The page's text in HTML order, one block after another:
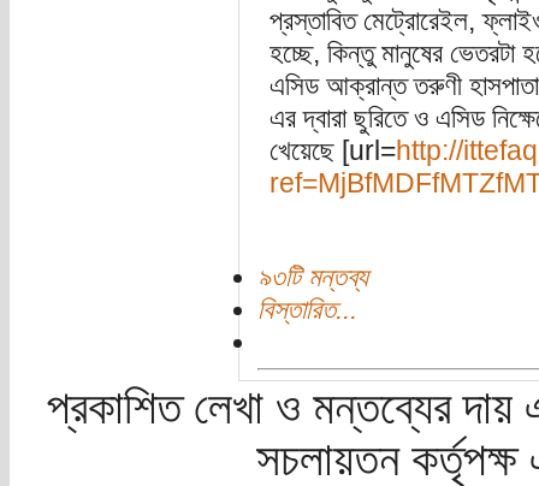
প্রস্তাবিত মেট্রোরেইল,
হচ্ছে, কিন্তু মানুষের ভেতরটা
এসিড আক্রান্ত তরুণী
এর দ্বারা ছুরিতে ও এসিড
খেয়েছে [url=http://
৯৩টি মন্তব্য
বিস্তারিত...
প্রকাশিত লেখা ও মন্তব্যের দায়
সচলায়তন